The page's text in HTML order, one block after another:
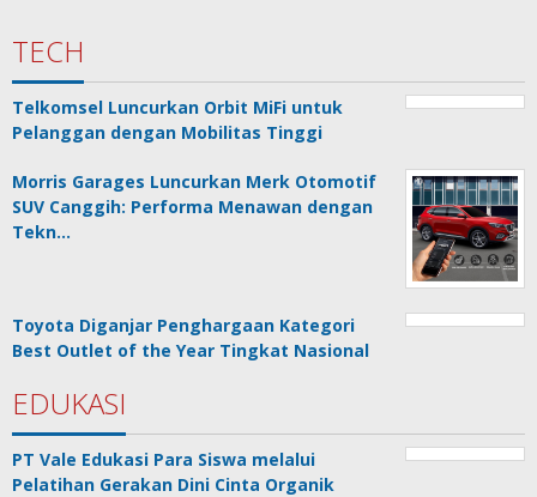
TECH
Telkomsel Luncurkan Orbit MiFi untuk
Pelanggan dengan Mobilitas Tinggi
Morris Garages Luncurkan Merk Otomotif
SUV Canggih: Performa Menawan dengan
Tekn…
Toyota Diganjar Penghargaan Kategori
Best Outlet of the Year Tingkat Nasional
EDUKASI
PT Vale Edukasi Para Siswa melalui
Pelatihan Gerakan Dini Cinta Organik